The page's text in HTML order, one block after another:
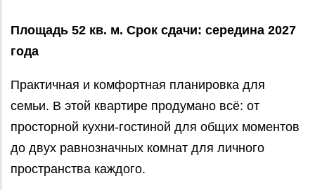
Площадь 52 кв. м. Срок сдачи: середина 2027
года
Практичная и комфортная планировка для
семьи. В этой квартире продумано всё: от
просторной кухни-гостиной для общих моментов
до двух равнозначных комнат для личного
пространства каждого.